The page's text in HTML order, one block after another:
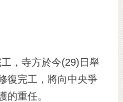
，寺方於今(29)日舉
復完工，將向中央爭
重任。